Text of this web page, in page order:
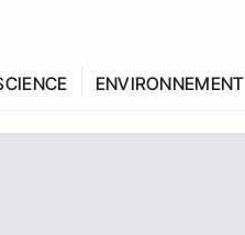
ENVIRONNEMENT